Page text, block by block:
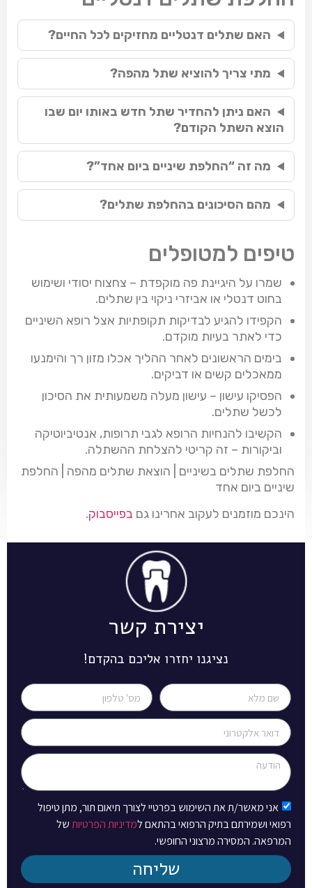
האם שתלים דנטליים מחזיקים לכל החיים?
מתי צריך להוציא שתל מהפה?
האם ניתן להחדיר שתל חדש באותו יום שבו
הוצא השתל הקודם?
מה זה “החלפת שיניים ביום אחד”?
מהם הסיכונים בהחלפת שתלים?
טיפים למטופלים
שמרו על היגיינת פה מוקפדת – צחצוח יסודי ושימוש
בחוט דנטלי או אביזרי ניקוי בין שתלים.
הקפידו להגיע לבדיקות תקופתיות אצל רופא השיניים
כדי לאתר בעיות מוקדם.
בימים הראשונים לאחר ההליך אכלו מזון רך והימנעו
ממאכלים קשים או דביקים.
הפסיקו עישון – עישון מעלה משמעותית את הסיכון
לכשל שתלים.
הקשיבו להנחיות הרופא לגבי תרופות, אנטיביוטיקה
וביקורות – זה קריטי להצלחת ההשתלה.
החלפת שתלים בשיניים | הוצאת שתלים מהפה | החלפת
שיניים ביום אחד
הינכם מוזמנים לעקוב אחרינו גם בפייסבוק.
יצירת קשר
נציגנו יחזרו אליכם בהקדם!
אני מאשר/ת את השימוש בפרטיי לצורך תיאום תור, מתן טיפול
רפואי ושמירתם בתיק הרפואי בהתאם למדיניות הפרטיותשל
המרפאה. המסירה מרצוני החופשי.
שליחה